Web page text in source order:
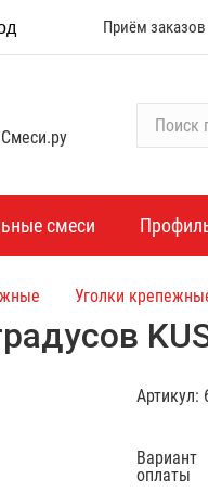
Приём
с
к
к
т
л
г
у
смеси
Уголки
Артикул:
Вариант
оплаты